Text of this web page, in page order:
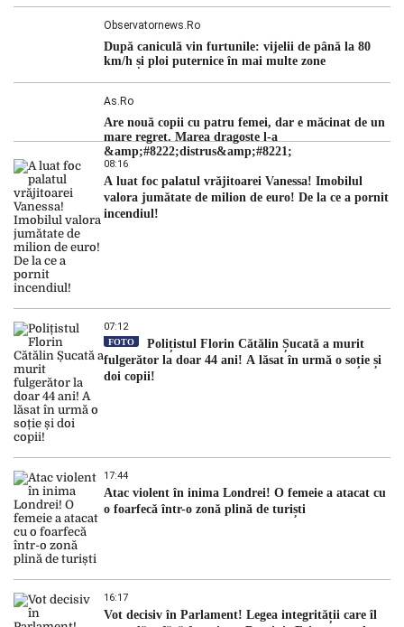
Observatornews.ro
După caniculă vin furtunile: vijelii de până la 80
km/h și ploi puternice în mai multe zone
As.ro
Are nouă copii cu patru femei, dar e măcinat de un
mare regret. Marea dragoste l-a
&amp;#8222;distrus&amp;#8221;
08:16
A luat foc palatul vrăjitoarei Vanessa! Imobilul
valora jumătate de milion de euro! De la ce a pornit
incendiul!
07:12
FOTO
Polițistul Florin Cătălin Șucată a murit
fulgerător la doar 44 ani! A lăsat în urmă o soție și
doi copii!
17:44
Atac violent în inima Londrei! O femeie a atacat cu
o foarfecă într-o zonă plină de turiști
16:17
Vot decisiv în Parlament! Legea integrității care îl